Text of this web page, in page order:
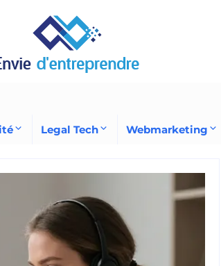
Legal Tech Webmarketing